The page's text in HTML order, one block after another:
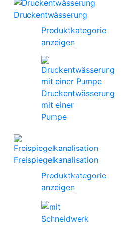
Druckentwässerung
Produktkategorie
anzeigen
Druckentwässerung
mit einer
Pumpe
Freispiegelkanalisation
Produktkategorie
anzeigen